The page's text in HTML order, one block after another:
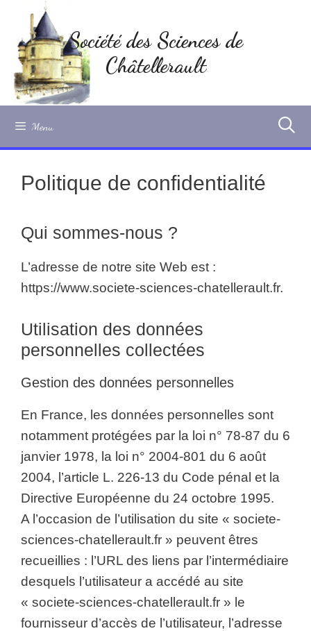
contenu
Société des Sciences de
Châtellerault
Menu
Politique de confidentialité
Qui sommes-nous ?
L’adresse de notre site Web est :
https://www.societe-sciences-chatellerault.fr.
Utilisation des données
personnelles collectées
Gestion des données personnelles
En France, les données personnelles sont
notamment protégées par la loi n° 78-87 du 6
janvier 1978, la loi n° 2004-801 du 6 août
2004, l’article L. 226-13 du Code pénal et la
Directive Européenne du 24 octobre 1995.
A l’occasion de l’utilisation du site « societe-
sciences-chatellerault.fr » peuvent êtres
recueillies : l’URL des liens par l’intermédiaire
desquels l’utilisateur a accédé au site
« societe-sciences-chatellerault.fr » le
fournisseur d’accès de l’utilisateur, l’adresse